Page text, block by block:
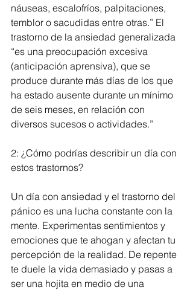
náuseas, escalofríos, palpitaciones,
temblor o sacudidas entre otras.” El
trastorno de la ansiedad generalizada
“es una preocupación excesiva
(anticipación aprensiva), que se
produce durante más días de los que
ha estado ausente durante un mínimo
de seis meses, en relación con
diversos sucesos o actividades.”
2: ¿Cómo podrías describir un día con
estos trastornos?
Un día con ansiedad y el trastorno del
pánico es una lucha constante con la
mente. Experimentas sentimientos y
emociones que te ahogan y afectan tu
percepción de la realidad. De repente
te duele la vida demasiado y pasas a
ser una hojita en medio de una